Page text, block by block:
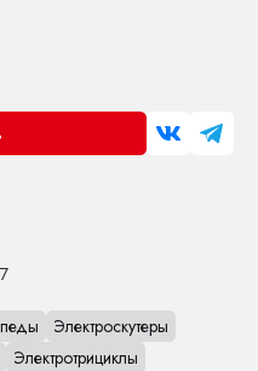
Электроскутеры
Электротрициклы